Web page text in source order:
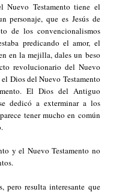
Nuevo Testamento tiene el
personaje, que es Jesús de
de los convencionalismos
predicando el amor, el
en la mejilla, dales un beso
revolucionario del Nuevo
Dios del Nuevo Testamento
El Dios del Antiguo
dedicó a exterminar a los
tener mucho en común
y el Nuevo Testamento no
pero resulta interesante que